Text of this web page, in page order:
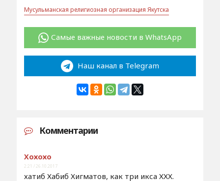
Мусульманская религиозная организация Якутска
Самые важные новости в WhatsApp
Наш канал в Telegram
Комментарии
Хохохо
2:21 / 26.10.2017
хатиб Хабиб Хигматов, как три икса ХХХ.